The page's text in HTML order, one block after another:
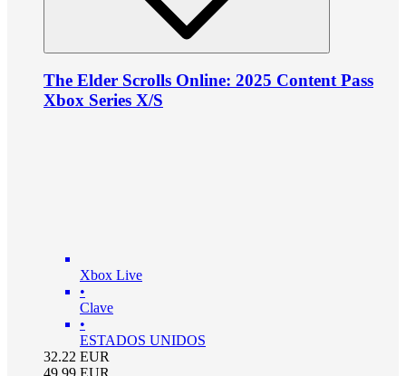
The Elder Scrolls Online: 2025 Content Pass
Xbox Series X/S
Xbox Live
•
Clave
•
ESTADOS UNIDOS
32.22 EUR
49.99 EUR